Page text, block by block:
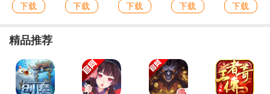
下载 下载 下载 下载 下载
精品推荐